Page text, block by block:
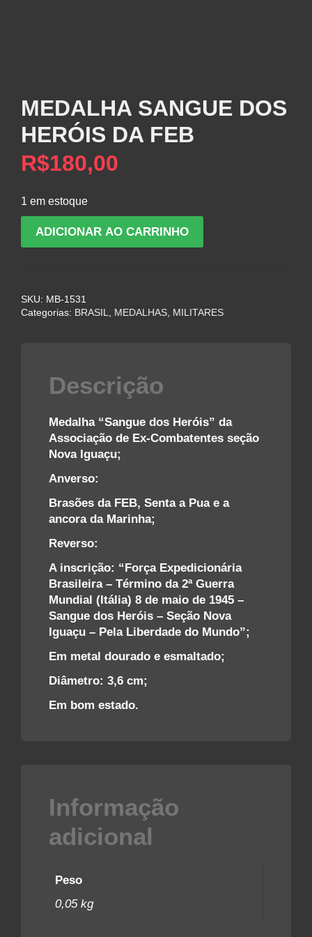
MEDALHA SANGUE DOS
HERÓIS DA FEB
R$180,00
1 em estoque
SANGUE
FEB
quantidade
ADICIONAR AO CARRINHO
SKU: MB-1531
Categorias: BRASIL, MEDALHAS, MILITARES
Descrição
Medalha “Sangue dos Heróis” da
Associação de Ex-Combatentes seção
Nova Iguaçu;
Anverso:
Brasões da FEB, Senta a Pua e a
ancora da Marinha;
Reverso:
A inscrição: “Força Expedicionária
Brasileira – Término da 2ª Guerra
Mundial (Itália) 8 de maio de 1945 –
Sangue dos Heróis – Seção Nova
Iguaçu – Pela Liberdade do Mundo”;
Em metal dourado e esmaltado;
Diâmetro: 3,6 cm;
Em bom estado.
Informação
adicional
Peso
0,05 kg